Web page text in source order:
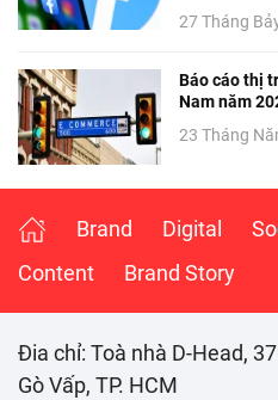
27 Tháng
Báo cáo thị
Nam năm
23 Tháng
Brand Digital
Content
Brand Story
Đia chỉ: Toà nhà D-Head,
Gò Vấp, TP. HCM